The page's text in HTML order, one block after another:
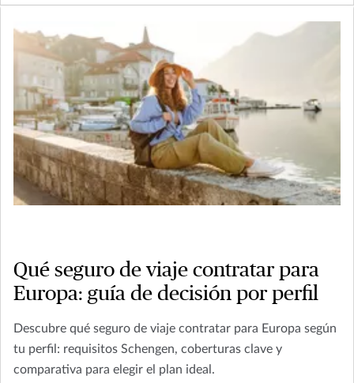
Qué seguro de viaje contratar para
Europa: guía de decisión por perfil
Descubre qué seguro de viaje contratar para Europa según
tu perfil: requisitos Schengen, coberturas clave y
comparativa para elegir el plan ideal.